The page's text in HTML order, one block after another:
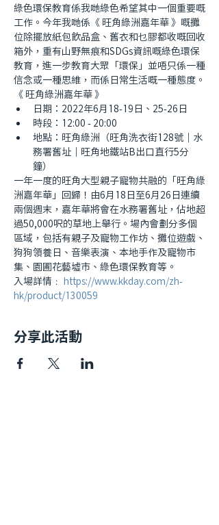
綠色環保教育係我哋綠色希望其中一個重要嘅
工作。今年我哋係《 旺角綠洲嘉年華 》嘅攤
位除擺放紙包飲品盒、舊衣和乜膠都收嘅回收
箱外，重有山野無痕和SDGs資訊嘅綠色環保
教育，進一步教育大眾「環保」並唔只係一種
信念或一種思維，而係日常生活嘅一種態度。
《 旺角綠洲嘉年華 》
日期：2022年6月18-19日、25-26日
時段：12:00 - 20:00
地點：旺角綠洲（旺角洗衣街128號｜水
務署舊址｜旺角地鐵站B出口直行5分
鐘）
一年一度的旺角大型親子寵物共融的「旺角綠
洲嘉年華」回歸！由6月18日至6月26日連續
兩個週末，嘉年華將會在水務署舊址，佔地超
過50,000呎的草地上舉行。場內會劃分多個
區域，包括有親子及寵物工作坊、攤位遊戲、
狗狗領養日、音樂表演、本地手作及寵物市
集、園圃花藝墟市、綠色環保教育等。
入場詳情﹕ https://www.kkday.com/zh-
hk/product/130059
分享此活動